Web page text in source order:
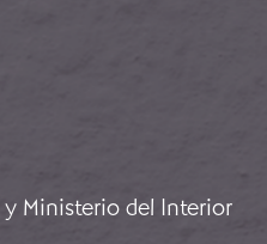
Ministerio del Interior